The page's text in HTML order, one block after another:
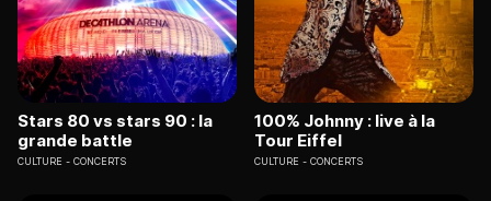
Stars 80 vs stars 90 : la
grande battle
CULTURE CONCERTS
100% Johnny : live à la
Tour Eiffel
CULTURE CONCERTS